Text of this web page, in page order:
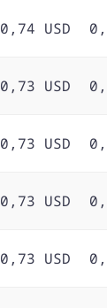
0,74 USD
0,73 USD
0,73 USD
0,73 USD
0,73 USD